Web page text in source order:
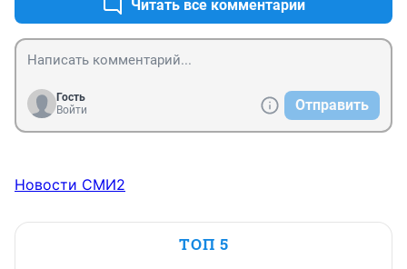
Читать все комментарии
Гость
Войти
Отправить
Новости СМИ2
ТОП 5